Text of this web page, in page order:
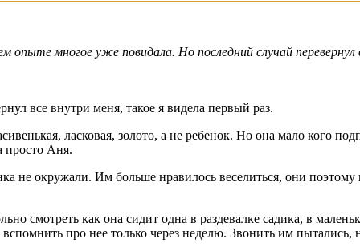
многое уже повидала. Но последний случай перевернул
все внутри меня, такое я видела первый раз.
ласковая, золото, а не ребенок. Но она мало кого
просто Аня.
не окружали. Им больше нравилось веселиться, они
смотреть как она сидит одна в раздевалке садика, в
про нее только через неделю. Звонить им